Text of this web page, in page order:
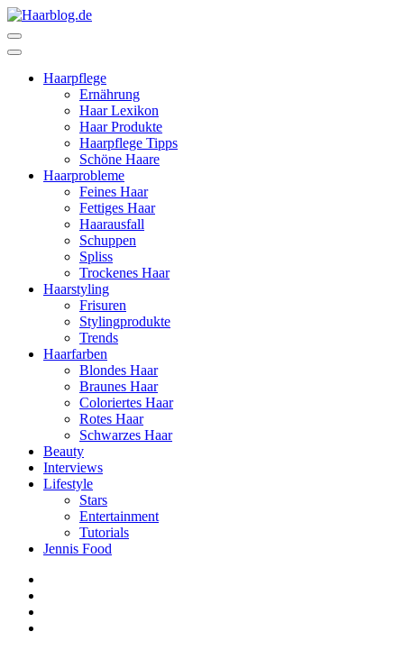
Zum
Inhalt
springen
drücken)Haarpflege
Ernährung
Haar Lexikon
Haar Produkte
Haarpflege Tipps
Schöne Haare
Haarprobleme
Feines Haar
Fettiges Haar
Haarausfall
Schuppen
Spliss
Trockenes Haar
Haarstyling
Frisuren
Stylingprodukte
Trends
Haarfarben
Blondes Haar
Braunes Haar
Coloriertes Haar
Rotes Haar
Schwarzes Haar
Beauty
Interviews
Lifestyle
Stars
Entertainment
Tutorials
Jennis Food